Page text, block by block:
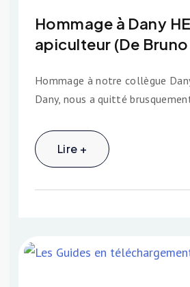
Hommage à Dany
apiculteur (De Bruno
Hommage à notre collègue
Dany, nous a quitté
Lire +